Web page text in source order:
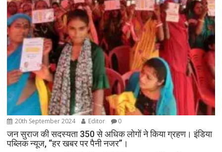
20th September 2024 Editor 0
जन सुराज की सदस्यता 350 से अधिक लोगों ने किया ग्रहण। इंडिया
पब्लिक न्यूज, “हर खबर पर पैनी नजर”।